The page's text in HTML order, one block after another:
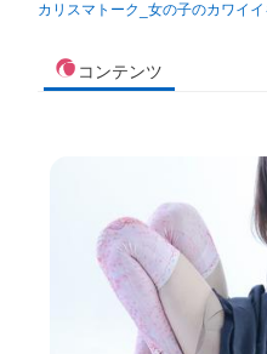
カリスマトーク_女の子のカワイ
コンテンツ